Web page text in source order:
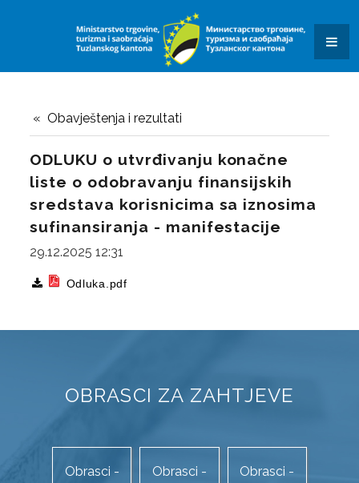
Obavještenja i rezultati
ODLUKU o utvrđivanju konačne
liste o odobravanju finansijskih
sredstava korisnicima sa iznosima
sufinansiranja - manifestacije
29.12.2025 12:31
Odluka.pdf
OBRASCI ZA ZAHTJEVE
Obrasci -
Obrasci -
Obrasci -
OBAVJEŠTENJA I REZULTATI
SAOBRAĆAJ
DALJINAR
KVIZ ZNANJA
JAVNE USTANOVE I JAVNA PREDUZEĆA
SUFINANSIRANJE POSTAVLJANJA PUNIONICA ZA
KOMUNALNI JAVNI LINIJSKI PRIJEVOZ PUTNIKA
OBRASCI ZAHTJEVA